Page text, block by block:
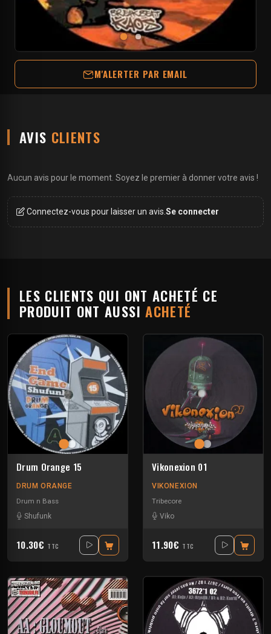
M'ALERTER PAR EMAIL
AVIS CLIENTS
Aucun avis pour le moment. Soyez le premier à donner votre avis !
Connectez-vous pour laisser un avis. Se connecter
LES CLIENTS QUI ONT ACHETÉ CE
PRODUIT ONT AUSSIACHETÉ
Drum Orange 15
DRUM ORANGE
Drum n Bass
Shufunk
10.30€ TTC
Vikonexion 01
VIKONEXION
Tribecore
Viko
11.90€ TTC